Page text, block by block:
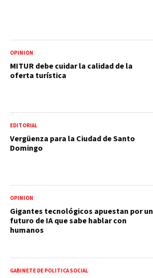
OPINIÓN
MITUR debe cuidar la calidad de la
oferta turística
EDITORIAL
Vergüenza para la Ciudad de Santo
Domingo
OPINIÓN
Gigantes tecnológicos apuestan por un
futuro de IA que sabe hablar con
humanos
GABINETE DE POLÍTICA SOCIAL